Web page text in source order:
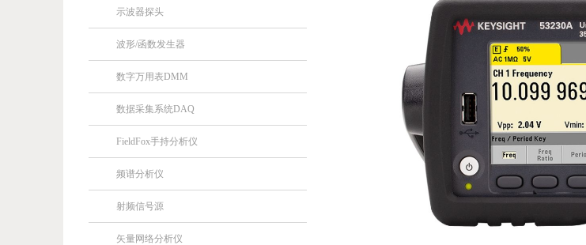
示波器探头
波形/函数发生器
数字万用表DMM
数据采集系统DAQ
FieldFox手持分析仪
频谱分析仪
射频信号源
矢量网络分析仪